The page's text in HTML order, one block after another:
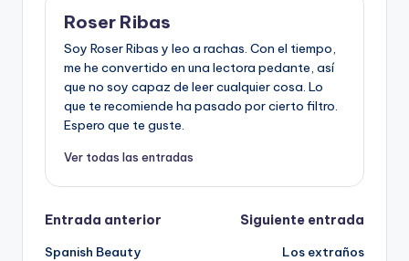
Roser Ribas
Soy Roser Ribas y leo a rachas. Con el tiempo,
me he convertido en una lectora pedante, así
que no soy capaz de leer cualquier cosa. Lo
que te recomiende ha pasado por cierto filtro.
Espero que te guste.
Ver todas las entradas
Navegación
Entrada anterior
Spanish Beauty
Siguiente entrada
Los extraños